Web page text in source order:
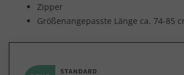
Zipper
Größenangepasste Länge ca. 74-85